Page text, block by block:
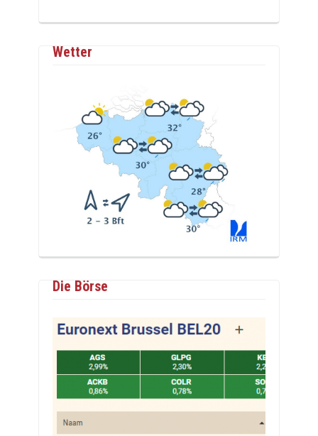
Wetter
Die Börse